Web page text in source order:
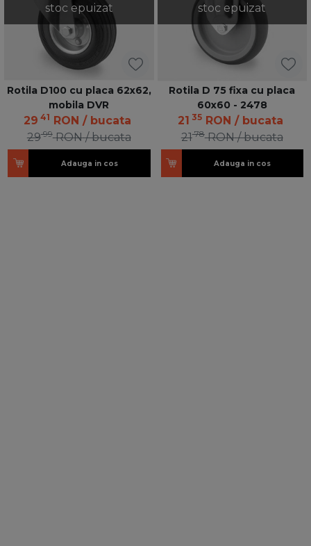
stoc epuizat
Rotila D100 cu placa 62x62,
mobila DVR
29 41 RON / bucata
2999 RON / bucata
Adauga in cos
stoc epuizat
Rotila D 75 fixa cu placa
60x60 - 2478
21 35 RON / bucata
2178 RON / bucata
Adauga in cos